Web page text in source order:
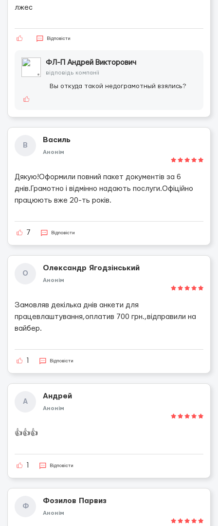
лжес
Відповісти
ФЛ-П Андрей Викторович
відповідь компанії
Вы откуда такой недограмотный взялись?
В
Василь
Анонім
Дякую!Оформили повний пакет документів за 6
днів.Грамотно і відмінно надають послуги.Офіційно
працюють вже 20-ть років.
7 Відповісти
О
Олександр Ягодзінський
Анонім
Замовляв декілька днів анкети для
працевлаштування,оплатив 700 грн.,відправили на
вайбер.
Відповісти
А
Андрей
Анонім
👍👍👍
Відповісти
Ф
Фозилов Парвиз
Анонім